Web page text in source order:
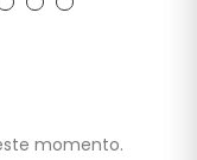
momento.